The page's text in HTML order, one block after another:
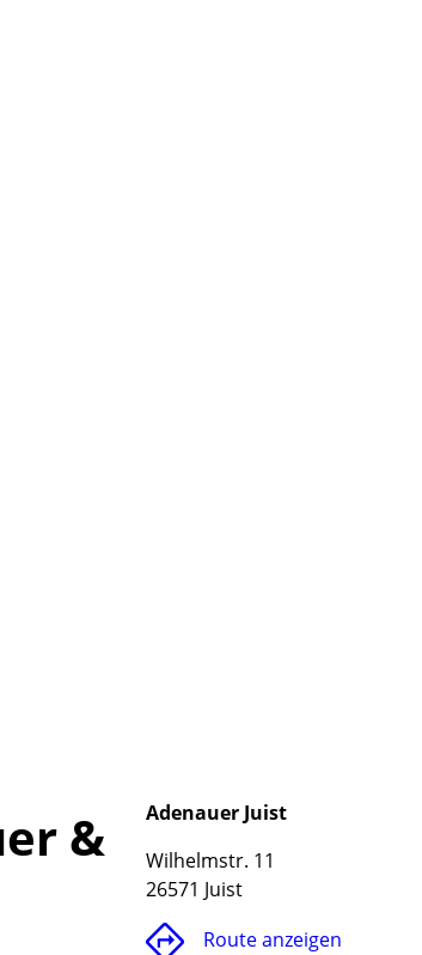
&
Adenauer Juist
Wilhelmstr. 11
26571 Juist
Route anzeigen